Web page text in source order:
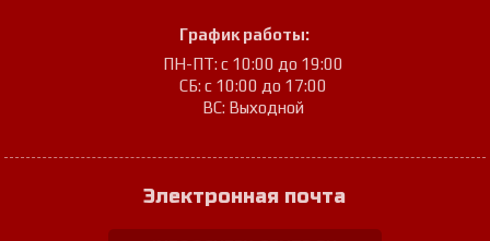
График работы:
ПН-ПТ: с 10:00 до 19:00
СБ: с 10:00 до 17:00
ВС: Выходной
Электронная почта